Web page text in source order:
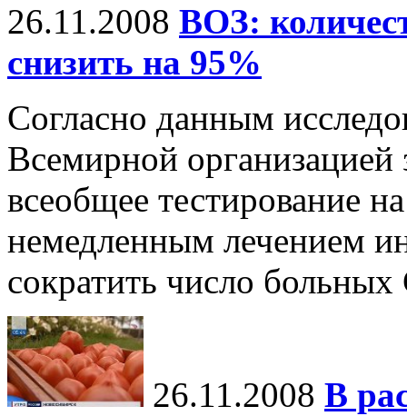
26.11.2008 ВОЗ:
снизить на 95%
Согласно данным
Всемирной
всеобщее тестирование
немедленным лечением
сократить число
26.11.2008 В